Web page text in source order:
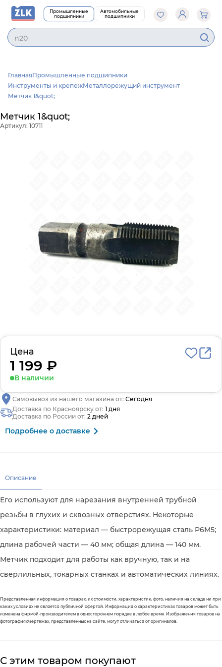
Промышленные
подшипники
Автомобильные
подшипники
ГлавнаяПромышленные подшипники
Инструменты и крепежМеталлорежущий инструмент
Метчик 1&quot;
Метчик 1&quot;
Артикул: 10711
Цена
1 199 ₽
В наличии
Самовывоз из нашего магазина от: Сегодня
Доставка по Красноярску от: 1 дня
Доставка по России от: 2 дней
Подробнее о доставке
Описание
Его используют для нарезания внутренней трубной
резьбы в глухих и сквозных отверстиях. Некоторые
характеристики: материал — быстрорежущая сталь Р6М5;
длина рабочей части — 40 мм; общая длина — 140 мм.
Метчик подходит для работы как вручную, так и на
сверлильных, токарных станках и автоматических линиях.
Представленная информация о товарах, их стоимости, характеристик, фото, наличия на складе ни при
каких условиях не является публичной офертой. Информация о характеристиках товаров может быть
изменена фирмой-производителем в одностороннем порядке в любое время. Изображения товаров на
фотографиях/чертежах, представленных на сайте, могут отличаться от оригиналов.
С этим товаром покупают